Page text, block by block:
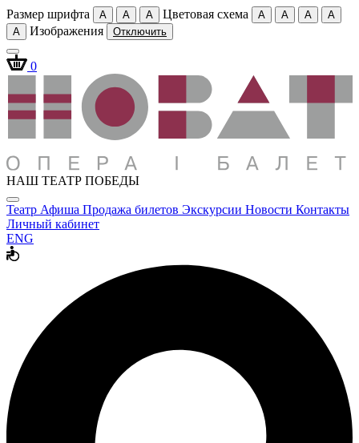
Размер шрифта A A A Цветовая схема A A A
A
A
Изображения Отключить
0
НАШ ТЕАТР ПОБЕДЫ
Театр Афиша Продажа билетов Экскурсии Новости Контакты
Личный кабинет
ENG